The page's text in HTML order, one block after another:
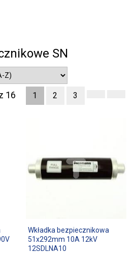
SN
16 1 2 3
Wkładka bezpiecznikowa
51x292mm 10A 12kV
12SDLNA10